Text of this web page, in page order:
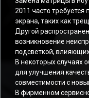
2011 часто
экрана, таких как
Другой
возникновение
подсветкой,
В некоторых случаях
для улучшения
совместимости с
В фирменном